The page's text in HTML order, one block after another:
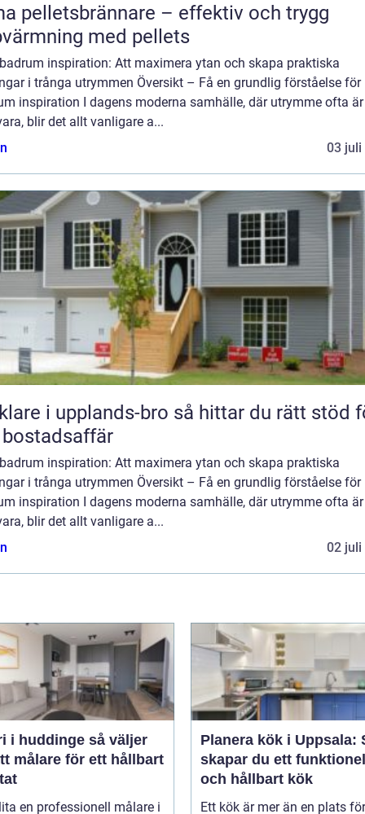
pelletsbrännare – effektiv och trygg
med pellets
inspiration: Att maximera ytan och skapa praktiska
i trånga utrymmen Översikt – Få en grundlig förståelse för
inspiration I dagens moderna samhälle, där utrymme ofta
blir det allt vanligare a...
03 juli
i upplands-bro så hittar du rätt stöd för
inspiration: Att maximera ytan och skapa praktiska
i trånga utrymmen Översikt – Få en grundlig förståelse för
inspiration I dagens moderna samhälle, där utrymme ofta
blir det allt vanligare a...
02 juli
så väljer
målare för ett hållbart
en professionell målare i
Planera kök i Uppsala:
skapar du ett
och hållbart kök
Ett kök är mer än en plats för